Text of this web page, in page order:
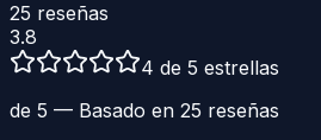
25 reseñas
3.8
4 de 5 estrellas
de 5 — Basado en 25 reseñas